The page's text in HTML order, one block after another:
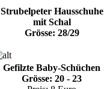
Strubelpeter Hausschuhe
mit Schal
Grösse: 28/29
Gefilzte Baby-Schüchen
Grösse: 20 - 23